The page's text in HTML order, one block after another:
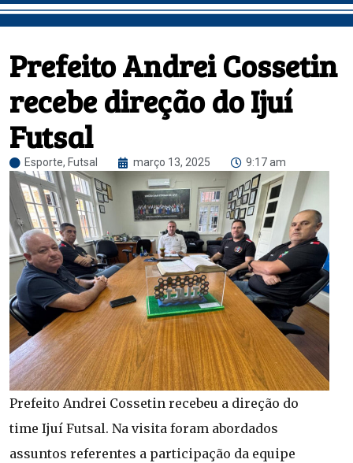
Prefeito Andrei Cossetin
recebe direção do Ijuí
Futsal
Esporte, Futsal março 13, 2025 9:17 am
Prefeito Andrei Cossetin recebeu a direção do
time Ijuí Futsal. Na visita foram abordados
assuntos referentes a participação da equipe